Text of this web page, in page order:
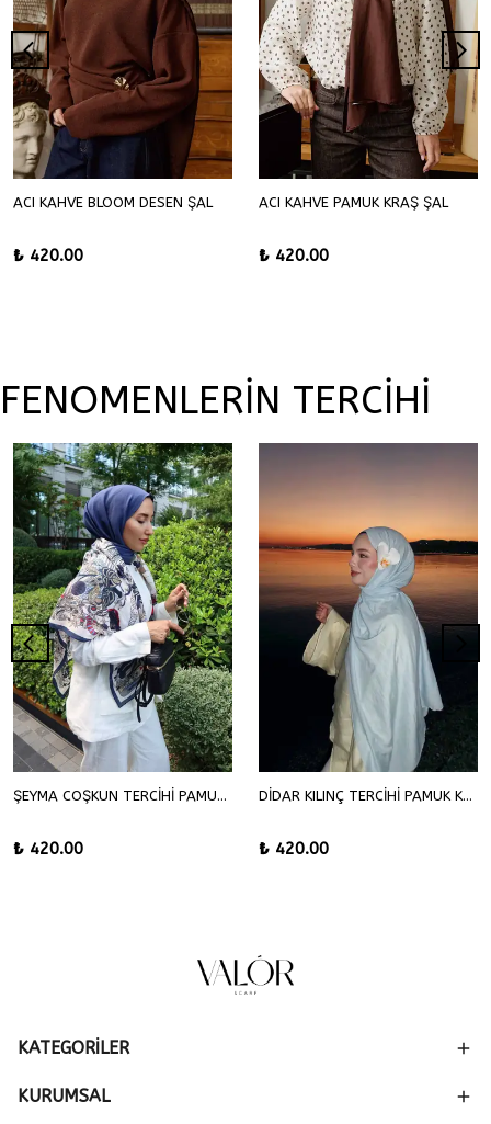
ACI KAHVE BLOOM DESEN ŞAL
₺ 420.00
ACI KAHVE PAMUK KRAŞ ŞAL
₺ 420.00
FENOMENLERİN TERCİHİ
ŞEYMA COŞKUN TERCİHİ PAMUK KRAŞ ŞAL
₺ 420.00
DİDAR KILINÇ TERCİHİ PAMUK KRAŞ ŞAL
₺ 420.00
KATEGORİLER
KURUMSAL